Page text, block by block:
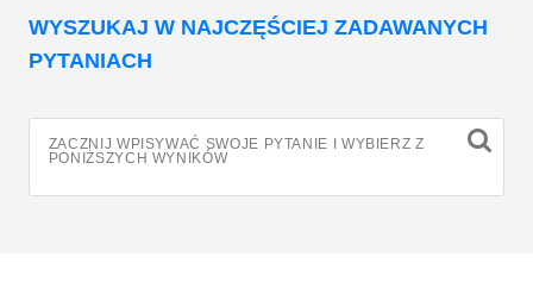
WYSZUKAJ W NAJCZĘŚCIEJ ZADAWANYCH
PYTANIACH
ZACZNIJ WPISYWAĆ SWOJE PYTANIE I WYBIERZ Z
PONIŻSZYCH WYNIKÓW